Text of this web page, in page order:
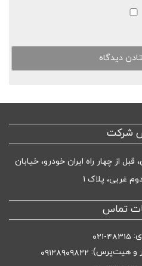
شرکت
لشگری، قبل از چهار راه ایران خودرو، خیابان
غربی، پلاک ۱
تماس
۴۸۳۱۵-۰۲۱
و هیت‌پرس): ۰۹۱۲۸۹۰۹۸۲۲